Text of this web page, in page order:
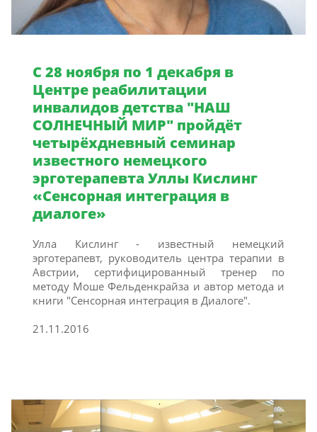
C 28 ноября по 1 декабря в
Центре реабилитации
инвалидов детства "НАШ
СОЛНЕЧНЫЙ МИР" пройдёт
четырёхдневный семинар
известного немецкого
эрготерапевта Уллы Кислинг
«Сенсорная интеграция в
диалоге»
Улла Кислинг - известный немецкий
эрготерапевт, руководитель центра терапии в
Австрии, сертифицированный тренер по
методу Моше Фельденкрайза и автор метода и
книги "Сенсорная интеграция в Диалоге".
21.11.2016